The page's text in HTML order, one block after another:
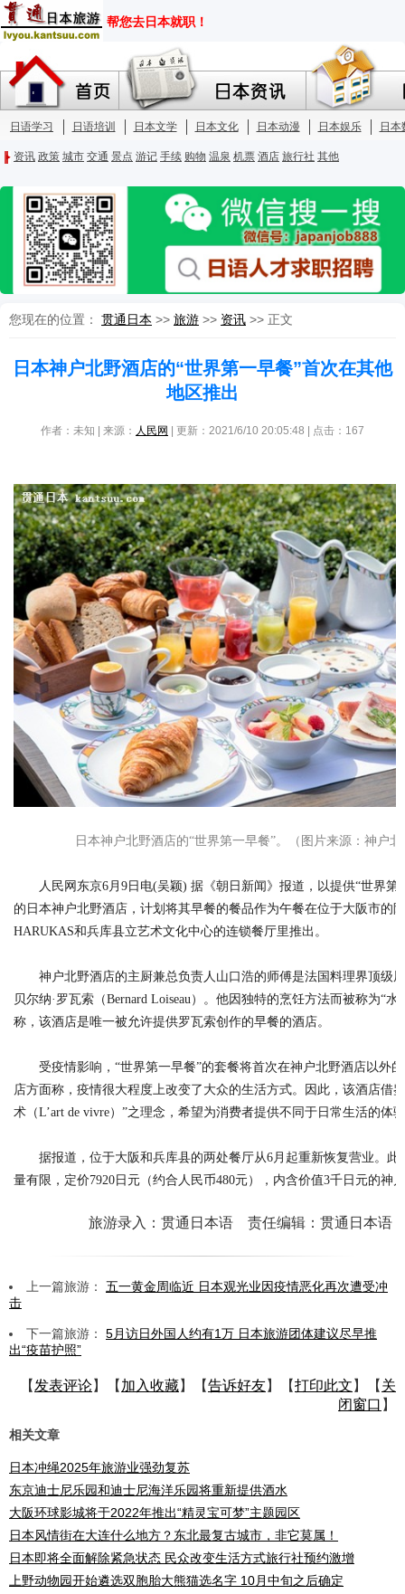
您现在的位置： 贯通日本 >> 旅游 >> 资讯 >> 正文
日本神户北野酒店的“世界第一早餐”首次在其他
地区推出
作者：未知 | 来源： 人民网 | 更新：2021/6/10 20:05:48 | 点击： 167
日本神户北野酒店的“世界第一早餐”。（图片来源：神户
人民网东京6月9日电(吴颖) 据《朝日新闻》报道，以提供“世界第
的日本神户北野酒店，计划将其早餐的餐品作为午餐在位于大阪市的
HARUKAS和兵库县立艺术文化中心的连锁餐厅里推出。
神户北野酒店的主厨兼总负责人山口浩的师傅是法国料理界顶级
贝尔纳·罗瓦索（Bernard Loiseau）。他因独特的烹饪方法而被称为“水
称，该酒店是唯一被允许提供罗瓦索创作的早餐的酒店。
受疫情影响，“世界第一早餐”的套餐将首次在神户北野酒店以外
店方面称，疫情很大程度上改变了大众的生活方式。因此，该酒店借
术（L’art de vivre）”之理念，希望为消费者提供不同于日常生活的体
据报道，位于大阪和兵库县的两处餐厅从6月起重新恢复营业。此
量有限，定价7920日元（约合人民币480元），内含价值3千日元的神
旅游录入：贯通日本语 责任编辑：贯通日本语
上一篇旅游： 五一黄金周临近 日本观光业因疫情恶化再次遭受冲
击
下一篇旅游： 5月访日外国人约有1万 日本旅游团体建议尽早推
出“疫苗护照”
【 发表评论】【 加入收藏】【告诉好友】【打印此文 】【 关
闭窗口 】
相关文章
日本冲绳2025年旅游业强劲复苏
东京迪士尼乐园和迪士尼海洋乐园将重新提供酒水
大阪环球影城将于2022年推出“精灵宝可梦”主题园区
日本风情街在大连什么地方？东北最复古城市，非它莫属！
日本即将全面解除紧急状态 民众改变生活方式旅行社预约激增
上野动物园开始遴选双胞胎大熊猫选名字 10月中旬之后确定